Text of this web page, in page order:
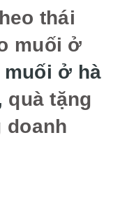
thái
muối ở
ở hà
quà tặng
doanh